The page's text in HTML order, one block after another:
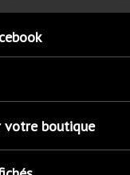
votre boutique